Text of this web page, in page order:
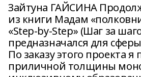
Зайтуна ГАЙСИНА
из книги Мадам
«Step-by-Step» (Шаг за
предназначался для
По заказу этого проекта я
приличной толщины